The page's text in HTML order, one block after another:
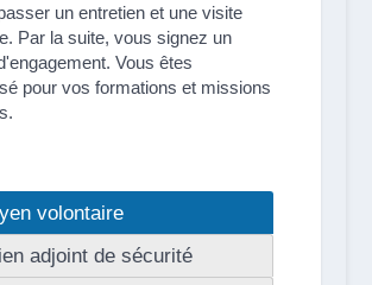
un entretien et une visite
Par la suite, vous signez un
Vous êtes
pour vos formations et missions
volontaire
adjoint de sécurité